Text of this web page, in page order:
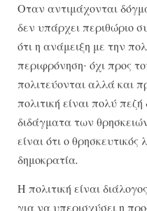
Οταν αντιμάχονται
δεν υπάρχει περιθώριο
ότι η ανάμειξη με την
περιφρόνηση· όχι προς
πολιτεύονται αλλά και
πολιτική είναι πολύ
διδάγματα των
είναι ότι ο
δημοκρατία.
Η πολιτική είναι
για να υπερισχύσει η